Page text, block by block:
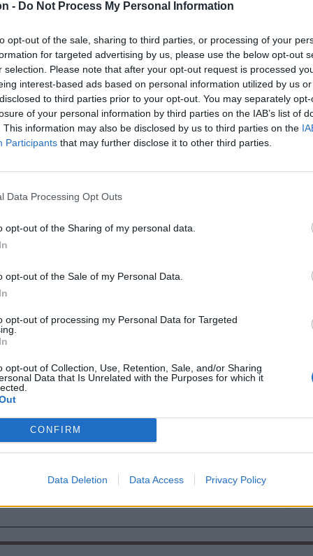
- Do Not Process My Personal Information
opt-out of the sale, sharing to third parties, or processing of your
for targeted advertising by us, please use the below opt-out
selection. Please note that after your opt-out request is processed
interest-based ads based on personal information utilized by us
to third parties prior to your opt-out. You may separately
of your personal information by third parties on the IAB’s list of
This information may also be disclosed by us to third parties on the
Participants that may further disclose it to other third parties.
Data Processing Opt Outs
opt-out of the Sharing of my personal data.
opt-out of the Sale of my Personal Data.
opt-out of processing my Personal Data for Targeted
opt-out of Collection, Use, Retention, Sale, and/or Sharing
Data that Is Unrelated with the Purposes for which it
CONFIRM
Data Deletion Data Access Privacy Policy
euróra (200 ezer lejre)
több részletben kapta meg a pénzt.
lejt) május 19-én vett át, akkor érték
alá helyezték. Ez idő alatt nem
feladatait sem gyakorolhatja.
ügyben szervezett meg az EPPO